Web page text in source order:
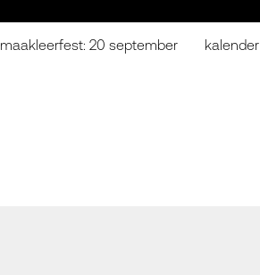
maakleerfest: 20 september kalender